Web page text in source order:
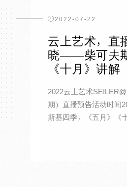
2022-07-22
云上艺术，直
晓——柴可夫
《十月》讲解
2022云上艺术
期）直播预告活动时间
斯基四季，《五月》《